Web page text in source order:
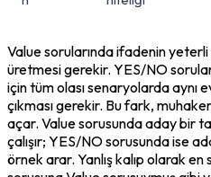
Value sorularında ifadenin yeterli
üretmesi gerekir. YES/NO
için tüm olası senaryolarda aynı
çıkması gerekir. Bu fark,
açar. Value sorusunda aday bir
çalışır; YES/NO sorusunda ise
örnek arar. Yanlış kalıp olarak en